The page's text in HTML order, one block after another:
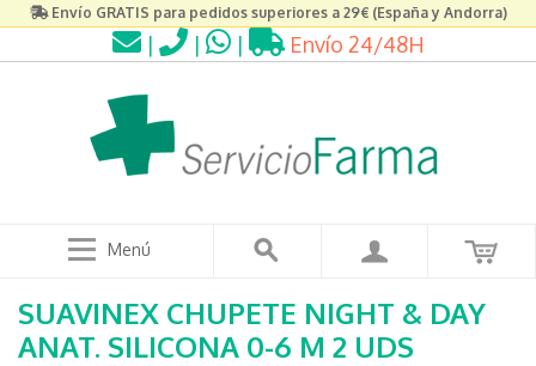
Envío GRATIS para pedidos superiores a 29€ (España y Andorra)
| | | Envío 24/48H
Menú
SUAVINEX CHUPETE NIGHT & DAY
ANAT. SILICONA 0-6 M 2 UDS